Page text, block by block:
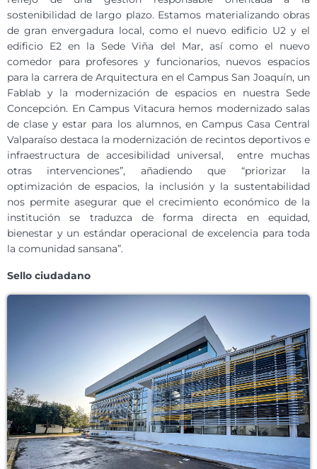
sostenibilidad de largo plazo. Estamos materializando obras
de gran envergadura local, como el nuevo edificio U2 y el
edificio E2 en la Sede Viña del Mar, así como el nuevo
comedor para profesores y funcionarios, nuevos espacios
para la carrera de Arquitectura en el Campus San Joaquín, un
Fablab y la modernización de espacios en nuestra Sede
Concepción. En Campus Vitacura hemos modernizado salas
de clase y estar para los alumnos, en Campus Casa Central
Valparaíso destaca la modernización de recintos deportivos e
infraestructura de accesibilidad universal, entre muchas
otras intervenciones”, añadiendo que “priorizar la
optimización de espacios, la inclusión y la sustentabilidad
nos permite asegurar que el crecimiento económico de la
institución se traduzca de forma directa en equidad,
bienestar y un estándar operacional de excelencia para toda
la comunidad sansana”.
Sello ciudadano